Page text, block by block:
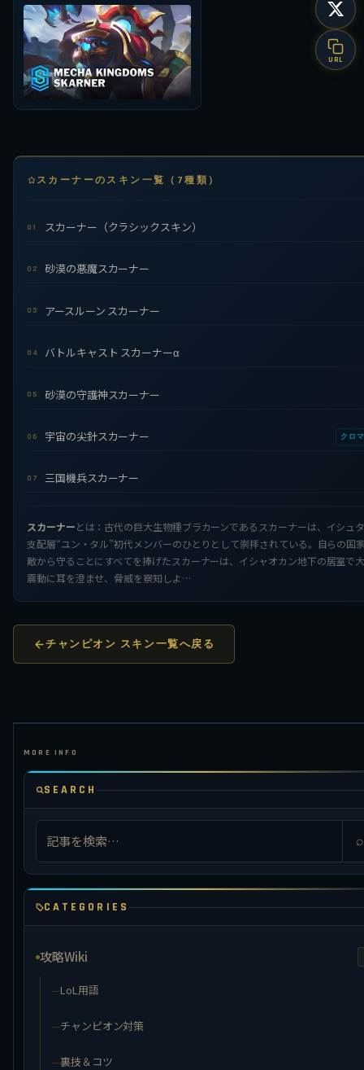
URL
スカーナーのスキン一覧（7種類）
01 スカーナー（クラシックスキン）
02 砂漠の悪魔スカーナー
03 アースルーン スカーナー
04 バトルキャスト スカーナーα
05 砂漠の守護神スカーナー
06 宇宙の尖針スカーナー クロ
07 三国機兵スカーナー
スカーナーとは：古代の巨大生物種ブラカーンであるスカーナーは、イシュ
支配層“ユン・タル”初代メンバーのひとりとして崇拝されている。自らの国
敵から守ることにすべてを捧げたスカーナーは、イシャオカン地下の居室で
震動に耳を澄ませ、脅威を察知しよ…
チャンピオン スキン一覧へ戻る
SEARCH
⌕
CATEGORIES
攻略Wiki
LoL用語
チャンピオン対策
裏技＆コツ